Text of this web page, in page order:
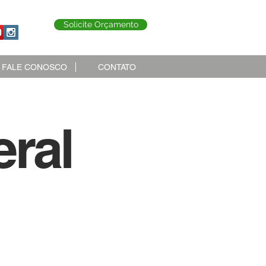
Solicite Orçamento
FALE CONOSCO CONTATO